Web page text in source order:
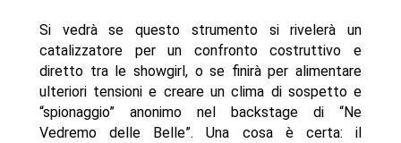
Si vedrà se questo strumento si rivelerà un
catalizzatore per un confronto costruttivo e
diretto tra le showgirl, o se finirà per alimentare
ulteriori tensioni e creare un clima di sospetto e
“spionaggio” anonimo nel backstage di “Ne
Vedremo delle Belle”. Una cosa è certa: il